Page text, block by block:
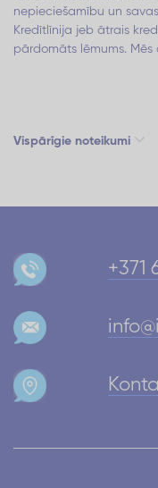
nepieciešamību un
Kredītlīnija jeb ātrais
pārdomāts lēmums.
Vispārīgie noteikumi
+371